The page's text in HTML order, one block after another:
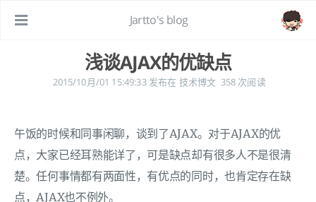
Jartto's blog
浅谈AJAX的优缺点
2015/10月/01 15:49:33 发布在 技术博文 358次阅读
午饭的时候和同事闲聊，谈到了AJAX。对于AJAX的优
点，大家已经耳熟能详了，可是缺点却有很多人不是很清
楚。任何事情都有两面性，有优点的同时，也肯定存在缺
点，AJAX也不例外。